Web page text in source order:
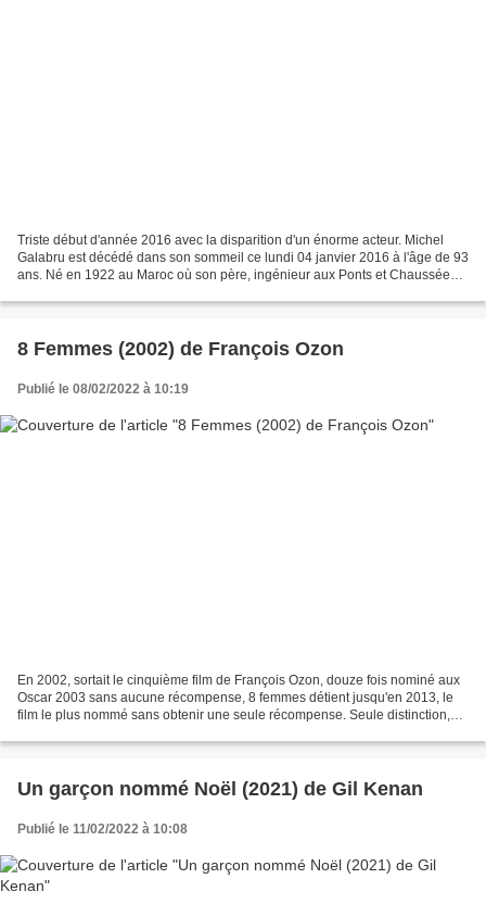
Triste début d'année 2016 avec la disparition d'un énorme acteur. Michel
Galabru est décédé dans son sommeil ce lundi 04 janvier 2016 à l'âge de 93
ans. Né en 1922 au Maroc où son père, ingénieur aux Ponts et Chaussées,
8 Femmes (2002) de François Ozon
Publié le 08/02/2022 à 10:19
En 2002, sortait le cinquième film de François Ozon, douze fois nominé aux
Oscar 2003 sans aucune récompense, 8 femmes détient jusqu'en 2013, le
film le plus nommé sans obtenir une seule récompense. Seule distinction,
Un garçon nommé Noël (2021) de Gil Kenan
Publié le 11/02/2022 à 10:08